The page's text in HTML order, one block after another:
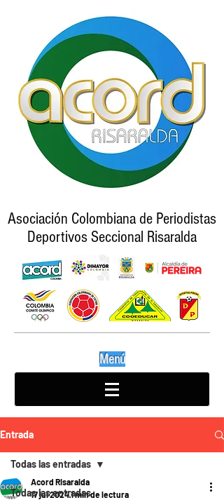
Asociación Colombiana de Periodistas
Deportivos Seccional Risaralda
Menú
Entrada
Todas las entradas
Todas las entradas
Acord Risaralda
17 jul 20241 min de lectura